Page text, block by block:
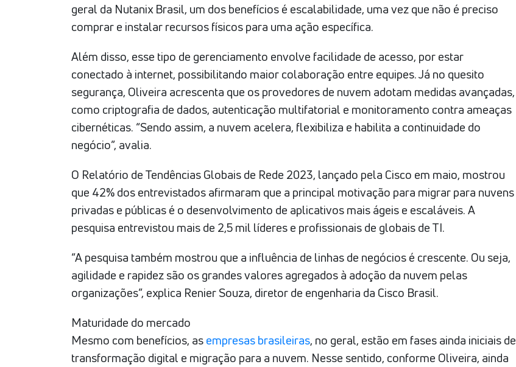
geral da Nutanix Brasil, um dos benefícios é escalabilidade, uma vez que não é preciso
comprar e instalar recursos físicos para uma ação específica.
Além disso, esse tipo de gerenciamento envolve facilidade de acesso, por estar
conectado à internet, possibilitando maior colaboração entre equipes. Já no quesito
segurança, Oliveira acrescenta que os provedores de nuvem adotam medidas avançadas,
como criptografia de dados, autenticação multifatorial e monitoramento contra ameaças
cibernéticas. “Sendo assim, a nuvem acelera, flexibiliza e habilita a continuidade do
negócio”, avalia.
O Relatório de Tendências Globais de Rede 2023, lançado pela Cisco em maio, mostrou
que 42% dos entrevistados afirmaram que a principal motivação para migrar para nuvens
privadas e públicas é o desenvolvimento de aplicativos mais ágeis e escaláveis. A
pesquisa entrevistou mais de 2,5 mil líderes e profissionais de globais de TI.
“A pesquisa também mostrou que a influência de linhas de negócios é crescente. Ou seja,
agilidade e rapidez são os grandes valores agregados à adoção da nuvem pelas
organizações”, explica Renier Souza, diretor de engenharia da Cisco Brasil.
Maturidade do mercado
Mesmo com benefícios, asempresas brasileiras, no geral, estão em fases ainda iniciais de
transformação digital e migração para a nuvem. Nesse sentido, conforme Oliveira, ainda